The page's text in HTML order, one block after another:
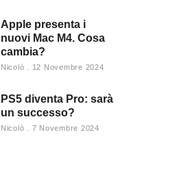
Apple presenta i
nuovi Mac M4. Cosa
cambia?
Nicolò 12 Novembre 2024
PS5 diventa Pro: sarà
un successo?
Nicolò 7 Novembre 2024